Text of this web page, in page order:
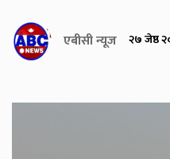
एबीसी न्यूज २७ जेष्ठ